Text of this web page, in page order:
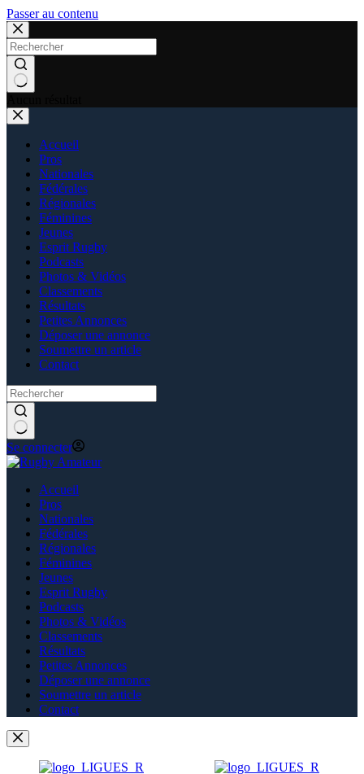
Passer au contenu
Accueil
Pros
Nationales
Fédérales
Régionales
Féminines
Jeunes
Esprit Rugby
Podcasts
Photos & Vidéos
Classements
Résultats
Petites Annonces
Déposer une annonce
Soumettre un article
Contact
Se connecter
Accueil
Pros
Nationales
Fédérales
Régionales
Féminines
Jeunes
Esprit Rugby
Podcasts
Photos & Vidéos
Classements
Résultats
Petites Annonces
Déposer une annonce
Soumettre un article
Contact